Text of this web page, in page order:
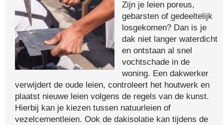
Zijn je leien poreus,
gebarsten of gedeeltelijk
losgekomen? Dan is je
dak niet langer waterdicht
en ontstaan al snel
vochtschade in de
woning. Een dakwerker
verwijdert de oude leien, controleert het houtwerk en
plaatst nieuwe leien volgens de regels van de kunst.
Hierbij kan je kiezen tussen natuurleien of
vezelcementleien. Ook de dakisolatie kan tijdens de